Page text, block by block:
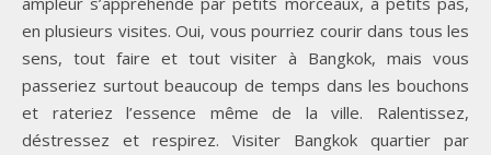
en plusieurs visites. Oui, vous pourriez courir dans tous les
sens, tout faire et tout visiter à Bangkok, mais vous
passeriez surtout beaucoup de temps dans les bouchons
et rateriez l’essence même de la ville. Ralentissez,
déstressez et respirez. Visiter Bangkok quartier par